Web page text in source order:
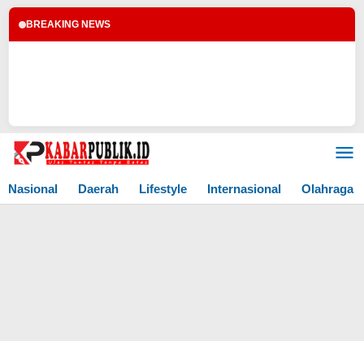
BREAKING NEWS
Lewati
Nasional
Daerah Lifestyle Internasional Olahraga